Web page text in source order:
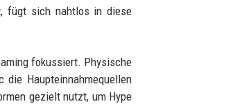
fügt sich nahtlos in diese
fokussiert. Physische
Haupteinnahmequellen
gezielt nutzt, um Hype